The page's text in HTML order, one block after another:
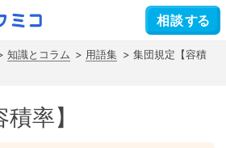
知識とコラム 用語集
集団規定【容積
率】
相談する